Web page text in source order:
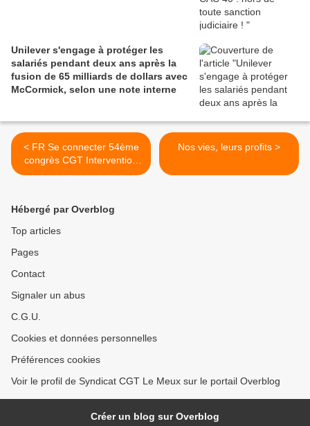
Unilever s'engage à protéger les
salariés pendant deux ans après la
fusion de 65 milliards de dollars avec
McCormick, selon une note interne
< FR Se connecter 54ème
congrès CGT Intervention
Olivier LEBERQUIER SCOP
Nos vies, leurs profits >
Hébergé par Overblog
Top articles
Pages
Contact
Signaler un abus
C.G.U.
Cookies et données personnelles
Préférences cookies
Voir le profil de Syndicat CGT Le Meux sur le portail Overblog
Créer un blog sur Overblog